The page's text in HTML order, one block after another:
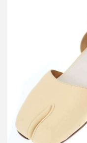
メゾン マルジェラ